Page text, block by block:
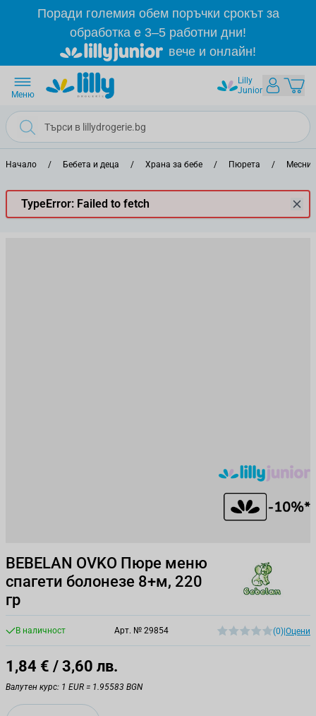
Прескачане към съдържанието
Поради големия обем поръчки срокът за
обработка е 3–5 работни дни!
вече и онлайн!
Lilly
Junior
Меню
Начало / Бебета и деца / Храна за бебе / Пюрета / Месни
TypeError: Failed to fetch
BEBELAN OVKO Пюре меню
спагети болонезе 8+м, 220
гр
В наличност Арт. № 29854 (0) Оцени
1,84 € / 3,60 лв.
Валутен курс: 1 EUR = 1.95583 BGN